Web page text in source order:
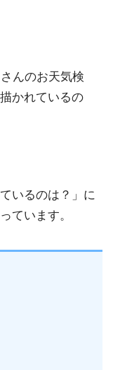
んのお天気検
かれているの
いるのは？」に
ています。